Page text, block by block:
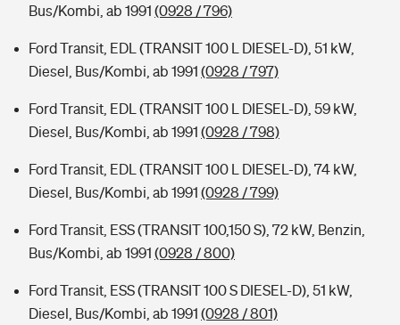
Bus/Kombi, ab 1991 (0928 / 796)
Ford Transit, EDL (TRANSIT 100 L DIESEL-D), 51 kW,
Diesel, Bus/Kombi, ab 1991 (0928 / 797)
Ford Transit, EDL (TRANSIT 100 L DIESEL-D), 59 kW,
Diesel, Bus/Kombi, ab 1991 (0928 / 798)
Ford Transit, EDL (TRANSIT 100 L DIESEL-D), 74 kW,
Diesel, Bus/Kombi, ab 1991 (0928 / 799)
Ford Transit, ESS (TRANSIT 100,150 S), 72 kW, Benzin,
Bus/Kombi, ab 1991 (0928 / 800)
Ford Transit, ESS (TRANSIT 100 S DIESEL-D), 51 kW,
Diesel, Bus/Kombi, ab 1991 (0928 / 801)